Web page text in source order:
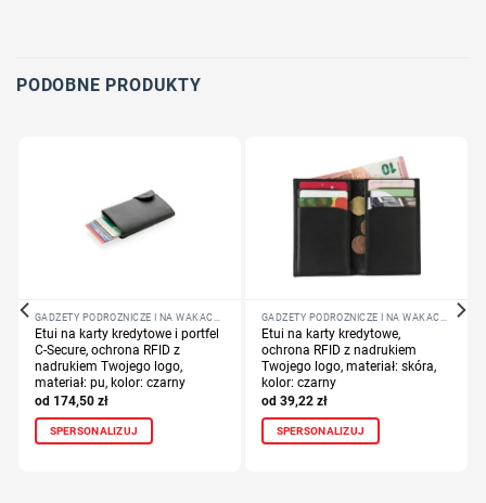
PODOBNE PRODUKTY
GADŻETY PODRÓŻNICZE I NA WAKACJE
Etui na karty kredytowe i portfel
C-Secure, ochrona RFID z
nadrukiem Twojego logo,
materiał: pu, kolor: czarny
174,50 zł
SPERSONALIZUJ
GADŻETY PODRÓŻNICZE I NA WAKACJE
Etui na karty kredytowe,
ochrona RFID z nadrukiem
Twojego logo, materiał: skóra,
kolor: czarny
39,22 zł
SPERSONALIZUJ